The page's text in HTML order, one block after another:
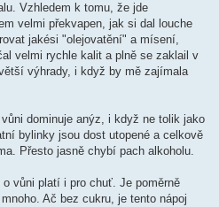
Vzhledem k tomu, že jde
velmi překvapen, jak si dal louche
jakési "olejovatění" a mísení,
velmi rychle kalit a plně se zaklail v
výhrady, i když by mě zajímala
dominuje anýz, i když ne tolik jako
bylinky jsou dost utopené a celkově
Přesto jasně chybí pach alkoholu.
vůni platí i pro chuť. Je poměrně
Ač bez cukru, je tento nápoj